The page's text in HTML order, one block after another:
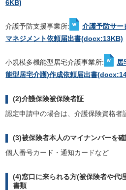
6KB)
介護予防支援事業所:
介護予防サー
マネジメント依頼届出書(docx:13KB)
小規模多機能型居宅介護事業所:
居
能型居宅介護)作成依頼届出書
(2)介護保険被保険者証
認定申請中の場合は、介護保険資格者
(3)被保険者本人のマイナンバーを
個人番号カード・通知カードなど
(4)窓口に来られる方(被保険者や代
書類